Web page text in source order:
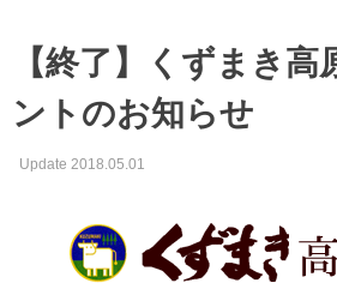
【終了】くずまき高
ントのお知らせ
Update 2018.05.01